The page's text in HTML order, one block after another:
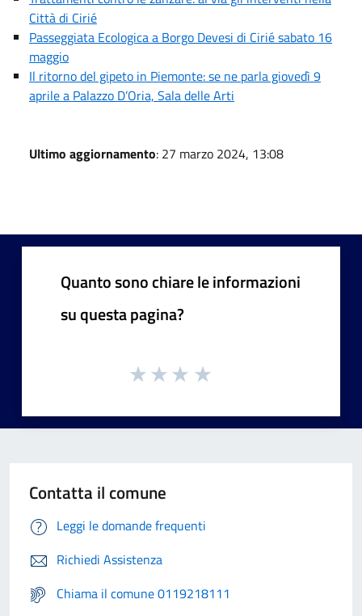
Città di Cirié
Passeggiata Ecologica a Borgo Devesi di Cirié sabato 16
maggio
Il ritorno del gipeto in Piemonte: se ne parla giovedì 9
aprile a Palazzo D’Oria, Sala delle Arti
Ultimo aggiornamento: 27 marzo 2024, 13:08
Quanto sono chiare le informazioni
su questa pagina?
Contatta il comune
Leggi le domande frequenti
Richiedi Assistenza
Chiama il comune 0119218111